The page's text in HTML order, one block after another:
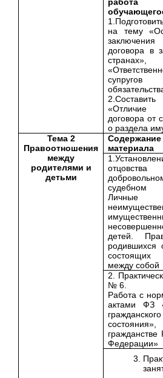
на тему
договора в
странах»,
«Отличие
договора от
о раздела
Тема 2
Правоотношения
между
родителями и
детьми
материала
судебном
Личные
детей.
родившихся
между собой
2.
№ 6.
Работа с
актами ФЗ
гражданского
гражданстве
Федерации»